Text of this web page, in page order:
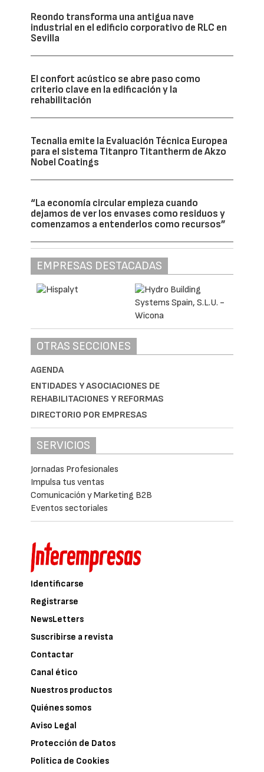
Reondo transforma una antigua nave
industrial en el edificio corporativo de RLC en
Sevilla
El confort acústico se abre paso como
criterio clave en la edificación y la
rehabilitación
Tecnalia emite la Evaluación Técnica Europea
para el sistema Titanpro Titantherm de Akzo
Nobel Coatings
“La economía circular empieza cuando
dejamos de ver los envases como residuos y
comenzamos a entenderlos como recursos”
EMPRESAS DESTACADAS
OTRAS SECCIONES
AGENDA
ENTIDADES Y ASOCIACIONES DE
REHABILITACIONES Y REFORMAS
DIRECTORIO POR EMPRESAS
SERVICIOS
Jornadas Profesionales
Impulsa tus ventas
Comunicación y Marketing B2B
Eventos sectoriales
Identificarse
Registrarse
NewsLetters
Suscribirse a revista
Contactar
Canal ético
Nuestros productos
Quiénes somos
Aviso Legal
Protección de Datos
Política de Cookies